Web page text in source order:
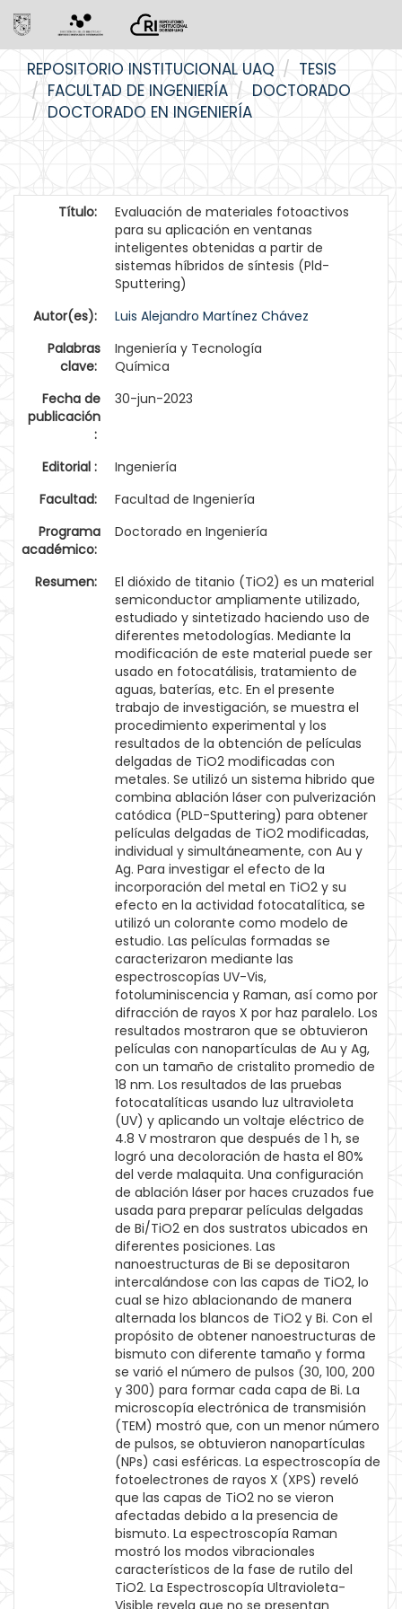
navigation
REPOSITORIO INSTITUCIONAL UAQ
TESIS
FACULTAD DE INGENIERÍA
DOCTORADO
DOCTORADO EN INGENIERÍA
Título:
Evaluación de materiales fotoactivos
para su aplicación en ventanas
inteligentes obtenidas a partir de
sistemas híbridos de síntesis (Pld-
Sputtering)
Autor(es):
Luis Alejandro Martínez Chávez
Palabras
clave:
Ingeniería y Tecnología
Química
Fecha de
publicación
:
30-jun-2023
Editorial :
Ingeniería
Facultad:
Facultad de Ingeniería
Programa
académico:
Doctorado en Ingeniería
Resumen:
El dióxido de titanio (TiO2) es un material
semiconductor ampliamente utilizado,
estudiado y sintetizado haciendo uso de
diferentes metodologías. Mediante la
modificación de este material puede ser
usado en fotocatálisis, tratamiento de
aguas, baterías, etc. En el presente
trabajo de investigación, se muestra el
procedimiento experimental y los
resultados de la obtención de películas
delgadas de TiO2 modificadas con
metales. Se utilizó un sistema hibrido que
combina ablación láser con pulverización
catódica (PLD-Sputtering) para obtener
películas delgadas de TiO2 modificadas,
individual y simultáneamente, con Au y
Ag. Para investigar el efecto de la
incorporación del metal en TiO2 y su
efecto en la actividad fotocatalítica, se
utilizó un colorante como modelo de
estudio. Las películas formadas se
caracterizaron mediante las
espectroscopías UV-Vis,
fotoluminiscencia y Raman, así como por
difracción de rayos X por haz paralelo. Los
resultados mostraron que se obtuvieron
películas con nanopartículas de Au y Ag,
con un tamaño de cristalito promedio de
18 nm. Los resultados de las pruebas
fotocatalíticas usando luz ultravioleta
(UV) y aplicando un voltaje eléctrico de
4.8 V mostraron que después de 1 h, se
logró una decoloración de hasta el 80%
del verde malaquita. Una configuración
de ablación láser por haces cruzados fue
usada para preparar películas delgadas
de Bi/TiO2 en dos sustratos ubicados en
diferentes posiciones. Las
nanoestructuras de Bi se depositaron
intercalándose con las capas de TiO2, lo
cual se hizo ablacionando de manera
alternada los blancos de TiO2 y Bi. Con el
propósito de obtener nanoestructuras de
bismuto con diferente tamaño y forma
se varió el número de pulsos (30, 100, 200
y 300) para formar cada capa de Bi. La
microscopía electrónica de transmisión
(TEM) mostró que, con un menor número
de pulsos, se obtuvieron nanopartículas
(NPs) casi esféricas. La espectroscopía de
fotoelectrones de rayos X (XPS) reveló
que las capas de TiO2 no se vieron
afectadas debido a la presencia de
bismuto. La espectroscopía Raman
mostró los modos vibracionales
característicos de la fase de rutilo del
TiO2. La Espectroscopía Ultravioleta-
Visible revela que no se presentan